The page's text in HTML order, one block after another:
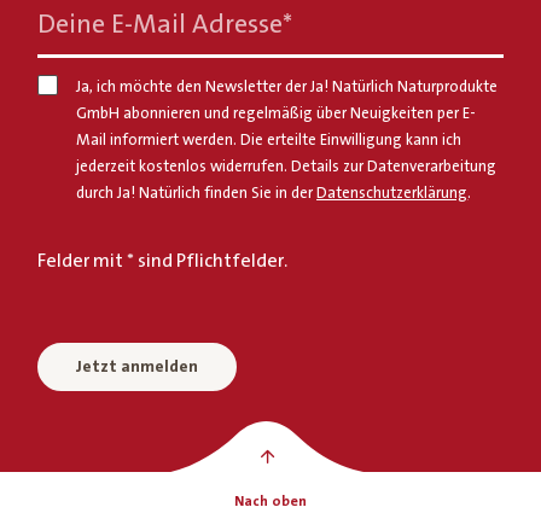
Deine E-Mail Adresse*
Ja, ich möchte den Newsletter der Ja! Natürlich Naturprodukte
GmbH abonnieren und regelmäßig über Neuigkeiten per E-
Mail informiert werden. Die erteilte Einwilligung kann ich
jederzeit kostenlos widerrufen. Details zur Datenverarbeitung
durch Ja! Natürlich finden Sie in derDatenschutzerklärung.
Felder mit * sind Pflichtfelder.
Jetzt anmelden
Nach oben